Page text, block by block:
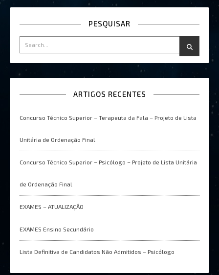
PESQUISAR
ARTIGOS RECENTES
Concurso Técnico Superior – Terapeuta da Fala – Projeto de Lista
Unitária de Ordenação Final
Concurso Técnico Superior – Psicólogo – Projeto de Lista Unitária
de Ordenação Final
EXAMES – ATUALIZAÇÂO
EXAMES Ensino Secundário
Lista Definitiva de Candidatos Não Admitidos – Psicólogo